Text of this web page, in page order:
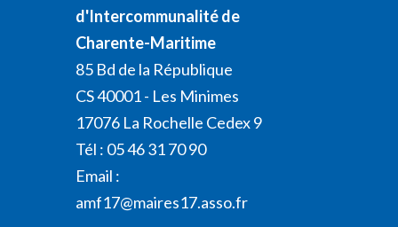
d'Intercommunalité de
Charente-Maritime
85 Bd de la République
CS 40001 - Les Minimes
17076 La Rochelle Cedex 9
Tél : 05 46 31 70 90
Email :
amf17@maires17.asso.fr